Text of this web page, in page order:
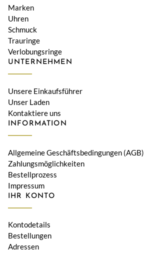
Marken
Uhren
Schmuck
Trauringe
Verlobungsringe
UNTERNEHMEN
Unsere Einkaufsführer
Unser Laden
Kontaktiere uns
INFORMATION
Allgemeine Geschäftsbedingungen (AGB)
Zahlungsmöglichkeiten
Bestellprozess
Impressum
IHR KONTO
Kontodetails
Bestellungen
Adressen